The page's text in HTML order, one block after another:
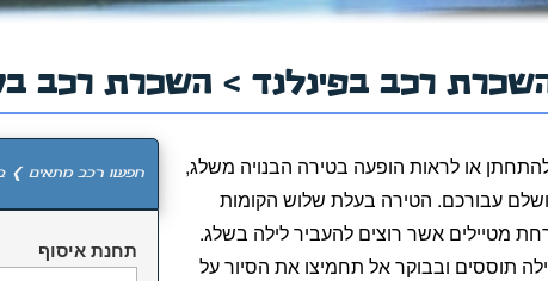
רכב בפינלנד > השכרת רכב
חפשו רכב מתאים ❯
תחנת איסוף
או לראות הופעה בטירה הבנויה משלג,
עבורכם. הטירה בעלת שלוש הקומות
מטיילים אשר רוצים להעביר לילה בשלג.
תוססים ובבוקר אל תחמיצו את הסיור על